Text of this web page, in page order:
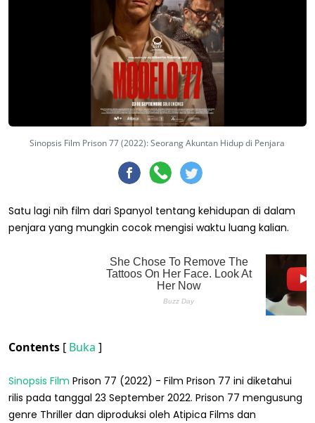
Sinopsis Film Prison 77 (2022): Seorang Akuntan Hidup di Penjara
Satu lagi nih film dari Spanyol tentang kehidupan di dalam
penjara yang mungkin cocok mengisi waktu luang kalian.
Contents [ Buka ]
Sinopsis Film Prison 77 (2022) - Film Prison 77 ini diketahui
rilis pada tanggal 23 September 2022. Prison 77 mengusung
genre Thriller dan diproduksi oleh Atipica Films dan